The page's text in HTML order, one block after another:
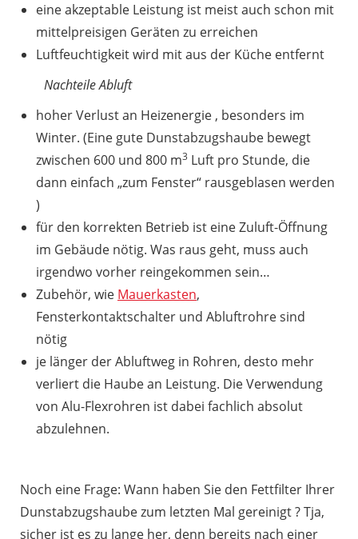
eine akzeptable Leistung ist meist auch schon mit
mittelpreisigen Geräten zu erreichen
Luftfeuchtigkeit wird mit aus der Küche entfernt
Nachteile Abluft
hoher Verlust an Heizenergie , besonders im
Winter. (Eine gute Dunstabzugshaube bewegt
zwischen 600 und 800 m3 Luft pro Stunde, die
dann einfach „zum Fenster“ rausgeblasen werden
)
für den korrekten Betrieb ist eine Zuluft-Öffnung
im Gebäude nötig. Was raus geht, muss auch
irgendwo vorher reingekommen sein…
Zubehör, wie Mauerkasten,
Fensterkontaktschalter und Abluftrohre sind
nötig
je länger der Abluftweg in Rohren, desto mehr
verliert die Haube an Leistung. Die Verwendung
von Alu-Flexrohren ist dabei fachlich absolut
abzulehnen.
Noch eine Frage: Wann haben Sie den Fettfilter Ihrer
Dunstabzugshaube zum letzten Mal gereinigt ? Tja,
sicher ist es zu lange her, denn bereits nach einer